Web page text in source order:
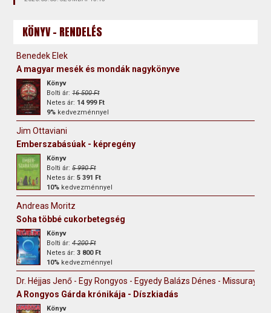
KÖNYV - RENDELÉS
Benedek Elek
A magyar mesék és mondák nagykönyve
Könyv
Bolti ár:16 500 Ft
Netes ár: 14 999 Ft
9% kedvezménnyel
Jim Ottaviani
Emberszabásúak - képregény
Könyv
Bolti ár:5 990 Ft
Netes ár:5 391 Ft
10% kedvezménnyel
Andreas Moritz
Soha többé cukorbetegség
Könyv
Bolti ár:4 200 Ft
Netes ár:3 800 Ft
10% kedvezménnyel
Dr. Héjjas Jenő - Egy Rongyos - Egyedy Balázs Dénes - Missuray-
A Rongyos Gárda krónikája - Díszkiadás
Könyv